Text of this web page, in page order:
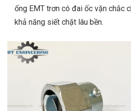
ống EMT trơn có đai ốc vặn chắc
khả năng siết chặt lâu bền.